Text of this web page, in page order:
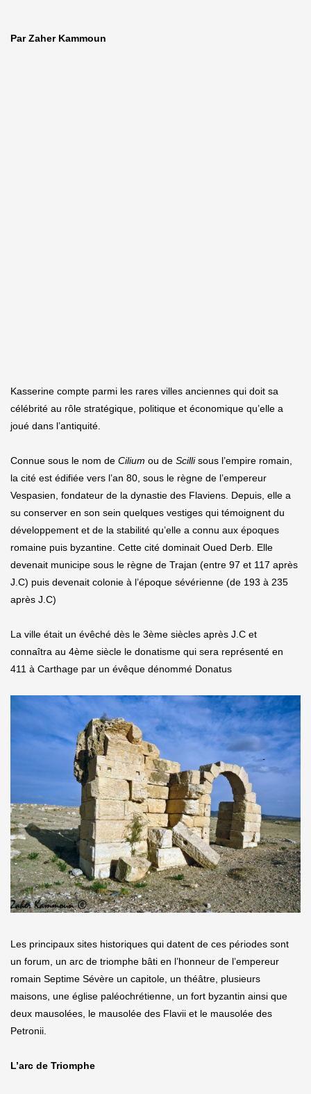
Par Zaher Kammoun
Kasserine compte parmi les rares villes anciennes qui doit sa
célébrité au rôle stratégique, politique et économique qu’elle a
joué dans l’antiquité.
Connue sous le nom de Cilium ou de Scillisous l’empire romain,
la cité est édifiée vers l’an 80, sous le règne de l’empereur
Vespasien, fondateur de la dynastie des Flaviens. Depuis, elle a
su conserver en son sein quelques vestiges qui témoignent du
développement et de la stabilité qu’elle a connu aux époques
romaine puis byzantine. Cette cité dominait Oued Derb. Elle
devenait municipe sous le règne de Trajan (entre 97 et 117 après
J.C) puis devenait colonie à l’époque sévérienne (de 193 à 235
après J.C)
La ville était un évêché dès le 3ème siècles après J.C et
connaîtra au 4ème siècle le donatisme qui sera représenté en
411 à Carthage par un évêque dénommé Donatus
Les principaux sites historiques qui datent de ces périodes sont
un forum, un arc de triomphe bâti en l’honneur de l’empereur
romain Septime Sévère un capitole, un théâtre, plusieurs
maisons, une église paléochrétienne, un fort byzantin ainsi que
deux mausolées, le mausolée des Flavii et le mausolée des
Petronii.
L’arc de Triomphe